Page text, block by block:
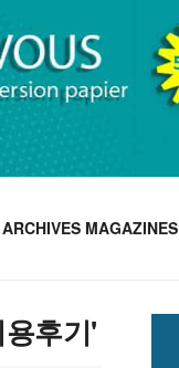
ARCHIVES MAGAZINES
후기'